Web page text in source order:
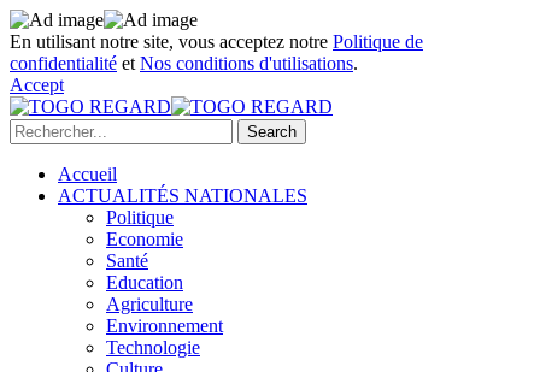
En utilisant notre site, vous acceptez notre Politique de
confidentialité et Nos conditions d'utilisations.
Accept
Accueil
ACTUALITÉS NATIONALES
Politique
Economie
Santé
Education
Agriculture
Environnement
Technologie